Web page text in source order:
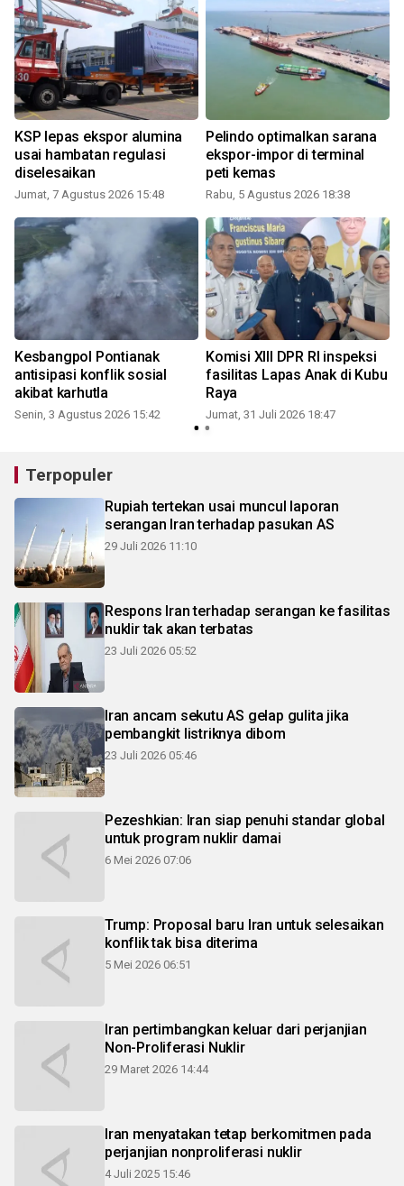
KSP lepas ekspor alumina
usai hambatan regulasi
diselesaikan
Jumat, 7 Agustus 2026 15:48
Pelindo optimalkan sarana
ekspor-impor di terminal
peti kemas
Rabu, 5 Agustus 2026 18:38
Kesbangpol Pontianak
antisipasi konflik sosial
akibat karhutla
Senin, 3 Agustus 2026 15:42
Komisi XIII DPR RI inspeksi
fasilitas Lapas Anak di Kubu
Raya
Jumat, 31 Juli 2026 18:47
Terpopuler
Rupiah tertekan usai muncul laporan
serangan Iran terhadap pasukan AS
29 Juli 2026 11:10
Respons Iran terhadap serangan ke fasilitas
nuklir tak akan terbatas
23 Juli 2026 05:52
Iran ancam sekutu AS gelap gulita jika
pembangkit listriknya dibom
23 Juli 2026 05:46
Pezeshkian: Iran siap penuhi standar global
untuk program nuklir damai
6 Mei 2026 07:06
Trump: Proposal baru Iran untuk selesaikan
konflik tak bisa diterima
5 Mei 2026 06:51
Iran pertimbangkan keluar dari perjanjian
Non-Proliferasi Nuklir
29 Maret 2026 14:44
Iran menyatakan tetap berkomitmen pada
perjanjian nonproliferasi nuklir
4 Juli 2025 15:46